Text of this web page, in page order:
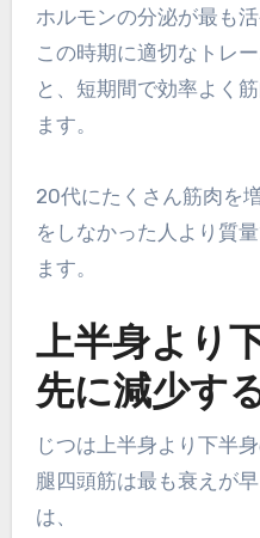
ホルモンの分泌が最も活
この時期に適切なトレ
と、短期間で効率よく
ます。
20代にたくさん筋肉を
をしなかった人より質
ます。
上半身より
先に減少す
じつは上半身より下半
腿四頭筋は最も衰えが
は、